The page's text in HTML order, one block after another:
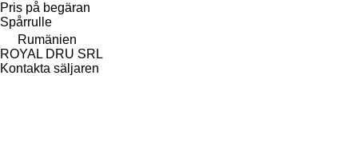
Pris på begäran
Spårrulle
Rumänien
ROYAL DRU SRL
Kontakta säljaren